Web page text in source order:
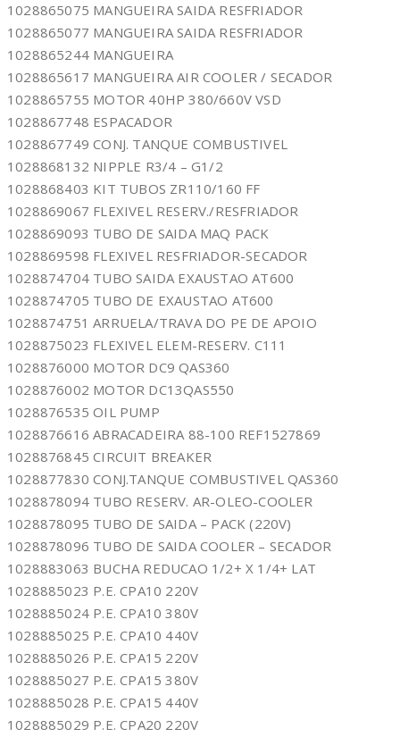
1028865075 MANGUEIRA SAIDA RESFRIADOR
1028865077 MANGUEIRA SAIDA RESFRIADOR
1028865244 MANGUEIRA
1028865617 MANGUEIRA AIR COOLER / SECADOR
1028865755 MOTOR 40HP 380/660V VSD
1028867748 ESPACADOR
1028867749 CONJ. TANQUE COMBUSTIVEL
1028868132 NIPPLE R3/4 – G1/2
1028868403 KIT TUBOS ZR110/160 FF
1028869067 FLEXIVEL RESERV./RESFRIADOR
1028869093 TUBO DE SAIDA MAQ PACK
1028869598 FLEXIVEL RESFRIADOR-SECADOR
1028874704 TUBO SAIDA EXAUSTAO AT600
1028874705 TUBO DE EXAUSTAO AT600
1028874751 ARRUELA/TRAVA DO PE DE APOIO
1028875023 FLEXIVEL ELEM-RESERV. C111
1028876000 MOTOR DC9 QAS360
1028876002 MOTOR DC13QAS550
1028876535 OIL PUMP
1028876616 ABRACADEIRA 88-100 REF1527869
1028876845 CIRCUIT BREAKER
1028877830 CONJ.TANQUE COMBUSTIVEL QAS360
1028878094 TUBO RESERV. AR-OLEO-COOLER
1028878095 TUBO DE SAIDA – PACK (220V)
1028878096 TUBO DE SAIDA COOLER – SECADOR
1028883063 BUCHA REDUCAO 1/2+ X 1/4+ LAT
1028885023 P.E. CPA10 220V
1028885024 P.E. CPA10 380V
1028885025 P.E. CPA10 440V
1028885026 P.E. CPA15 220V
1028885027 P.E. CPA15 380V
1028885028 P.E. CPA15 440V
1028885029 P.E. CPA20 220V